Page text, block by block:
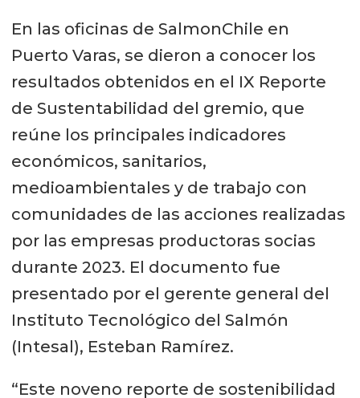
En las oficinas de SalmonChile en
Puerto Varas, se dieron a conocer los
resultados obtenidos en el IX Reporte
de Sustentabilidad del gremio, que
reúne los principales indicadores
económicos, sanitarios,
medioambientales y de trabajo con
comunidades de las acciones realizadas
por las empresas productoras socias
durante 2023. El documento fue
presentado por el gerente general del
Instituto Tecnológico del Salmón
(Intesal), Esteban Ramírez.
“Este noveno reporte de sostenibilidad